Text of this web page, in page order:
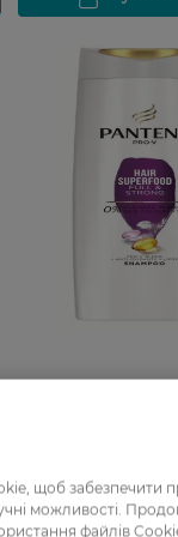
159,99 ГРН
щоб забезпечити
можливості.
файлів